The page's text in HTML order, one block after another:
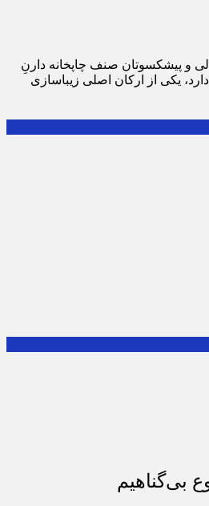
و پیشکسوتان صنف چاپخانه دارنِ
یکی از ارکان اصلی زیباسازی
بی‌گناهیم